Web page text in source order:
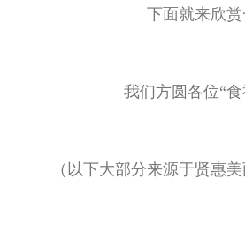
下面就来欣赏
我们方圆各位“
（以下大部分来源于贤惠